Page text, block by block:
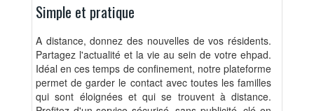
Simple et pratique
A distance, donnez des nouvelles de vos résidents.
Partagez l'actualité et la vie au sein de votre ehpad.
Idéal en ces temps de confinement, notre plateforme
permet de garder le contact avec toutes les familles
qui sont éloignées et qui se trouvent à distance.